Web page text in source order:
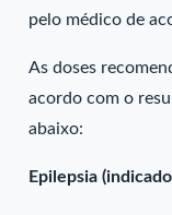
pelo médico de
As doses
acordo com o
abaixo:
Epilepsia